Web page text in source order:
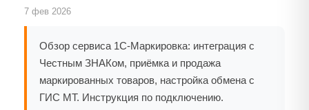
7 фев 2026
Обзор сервиса 1С-Маркировка: интеграция с
Честным ЗНАКом, приёмка и продажа
маркированных товаров, настройка обмена с
ГИС МТ. Инструкция по подключению.